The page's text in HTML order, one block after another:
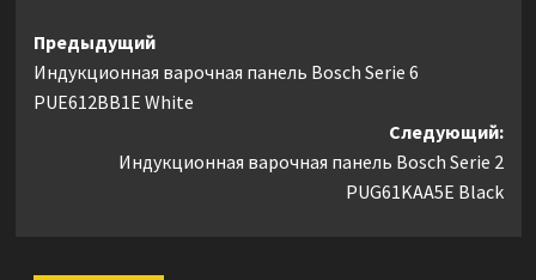
Навигация
записи
Предыдущий
Индукционная варочная панель Bosch Serie 6
PUE612BB1E White
Следующий:
Индукционная варочная панель Bosch Serie 2
PUG61KAA5E Black